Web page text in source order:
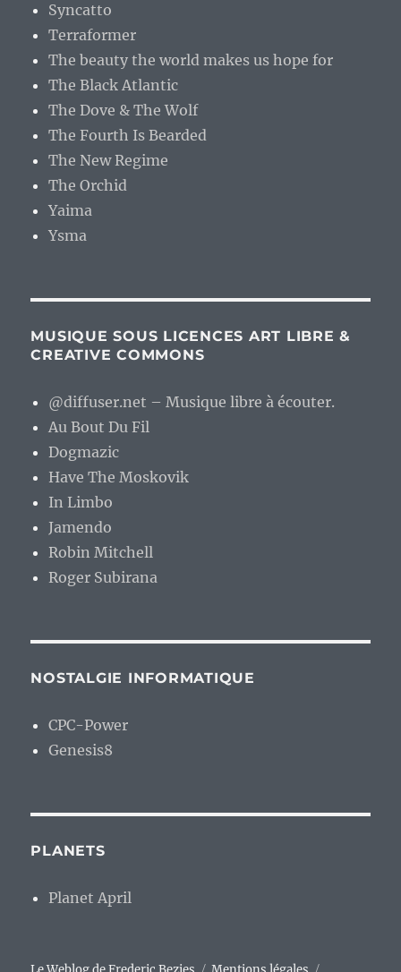
Syncatto
Terraformer
The beauty the world makes us hope for
The Black Atlantic
The Dove & The Wolf
The Fourth Is Bearded
The New Regime
The Orchid
Yaima
Ysma
MUSIQUE SOUS LICENCES ART LIBRE &
CREATIVE COMMONS
@diffuser.net – Musique libre à écouter.
Au Bout Du Fil
Dogmazic
Have The Moskovik
In Limbo
Jamendo
Robin Mitchell
Roger Subirana
NOSTALGIE INFORMATIQUE
CPC-Power
Genesis8
PLANETS
Planet April